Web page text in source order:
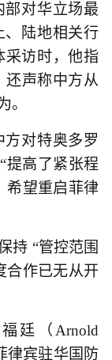
部对华立场最
、陆地相关行
采访时，他指
还声称中方从
。
对特奥多罗
提高了紧张程
希望重启菲律
持 “管控范围
合作已无从开
廷（Arnold
律宾驻华国防